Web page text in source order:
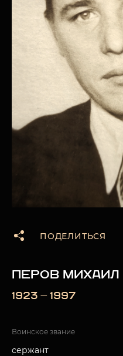
ПОДЕЛИТЬСЯ
ПЕРОВ
1923 — 1997
Воинское звание
сержант